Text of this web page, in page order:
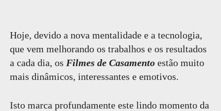
Hoje, devido a nova mentalidade e a tecnologia,
que vem melhorando os trabalhos e os resultados
a cada dia, os Filmes de Casamento estão muito
mais dinâmicos, interessantes e emotivos.
Isto marca profundamente este lindo momento da